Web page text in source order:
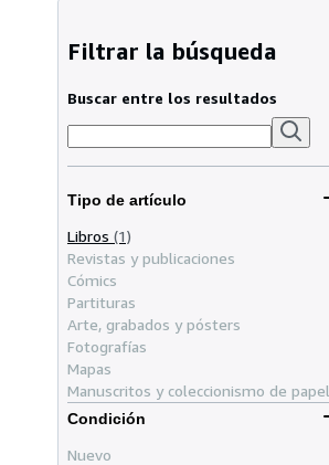
Filtrar la búsqueda
Buscar entre los resultados
Tipo de artículo
Libros (1)
Revistas y publicaciones
Cómics
Partituras
Arte, grabados y pósters
Fotografías
Mapas
Manuscritos y coleccionismo de papel
Condición
Nuevo